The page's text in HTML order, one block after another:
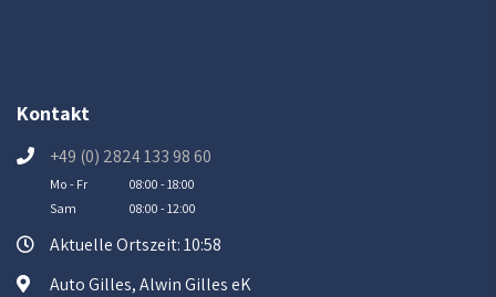
Kontakt
+49 (0) 2824 133 98 60
Mo - Fr
08:00 - 18:00
Sam
08:00 - 12:00
Aktuelle Ortszeit: 10:58
Auto Gilles, Alwin Gilles eK